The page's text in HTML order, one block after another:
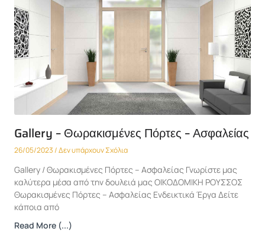
Gallery – Θωρακισμένες Πόρτες – Ασφαλείας
26/05/2023 Δεν υπάρχουν Σχόλια
Gallery / Θωρακισμένες Πόρτες – Ασφαλείας Γνωρίστε μας
καλύτερα μέσα από την δουλειά μας ΟΙΚΟΔΟΜΙΚΗ ΡΟΥΣΣΟΣ
Θωρακισμένες Πόρτες – Ασφαλείας Ενδεικτικά Έργα Δείτε
κάποια από
Read More (...)